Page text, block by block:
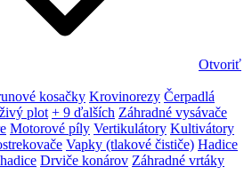
Otvoriť
kosačky Krovinorezy Čerpadlá
plot + 9 ďalších Záhradné vysávače
Motorové píly Vertikulátory Kultivátory
Vapky (tlakové čističe) Hadice
Drviče konárov Záhradné vrtáky